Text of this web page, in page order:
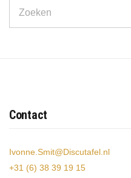
for:
Contact
Ivonne.Smit@Discutafel.nl
+31 (6) 38 39 19 15